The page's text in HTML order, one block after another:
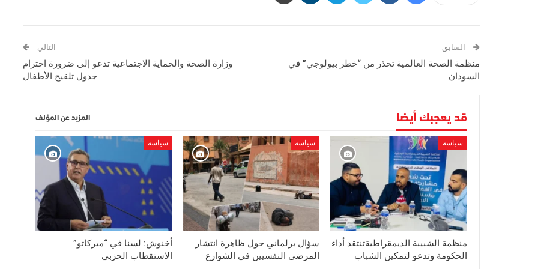
السابق
منظمة الصحة العالمية تحذر من “خطر بيولوجي” في
السودان
التالي
وزارة الصحة والحماية الاجتماعية تدعو إلى ضرورة احترام
جدول تلقيح الأطفال
قد يعجبك أيضا المزيد عن المؤلف
سياسة
منظمة الشبيبة الديمقراطيةتنتقد أداء
الحكومة وتدعو لتمكين الشباب
سياسة
سؤال برلماني حول ظاهرة انتشار
المرضى النفسيين في الشوارع
سياسة
أخنوش: لسنا في “ميركاتو”
الاستقطاب الحزبي